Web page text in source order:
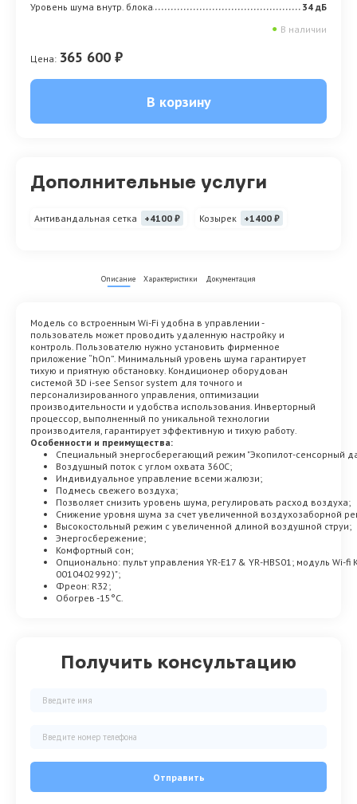
Уровень шума внутр. блока
34 дБ
● В наличии
Цена: 365 600 ₽
В корзину
Дополнительные услуги
Антивандальная сетка +4100 ₽ Козырек +1400 ₽
Получить консультацию
Отправить
Описание Характеристики Документация
Модель со встроенным Wi-Fi удобна в управлении -
пользователь может проводить удаленную настройку и
контроль. Пользователю нужно установить фирменное
приложение “hOn”. Минимальный уровень шума гарантирует
тихую и приятную обстановку. Кондиционер оборудован
системой 3D i-see Sensor system для точного и
персонализированного управления, оптимизации
производительности и удобства использования. Инверторный
процессор, выполненный по уникальной технологии
производителя, гарантирует эффективную и тихую работу.
Особенности и преимущества:
Специальный энергосберегающий режим "Экопилот-сенсорный
Воздушный поток с углом охвата 360С;
Индивидуальное управление всеми жалюзи;
Подмесь свежего воздуха;
Позволяет снизить уровень шума, регулировать расход воздуха;
Снижение уровня шума за счет увеличенной воздухозаборной
Высокостольный режим с увеличенной длиной воздушной струи;
Энергосбережение;
Комфортный сон;
Опционально: пульт управления YR-E17 & YR-HBS01; модуль Wi-fi
0010402992)";
Фреон: R32;
Обогрев -15°C.